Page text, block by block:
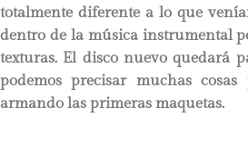
totalmente diferente a lo que
dentro de la música instrumental
texturas. El disco nuevo quedará
podemos precisar muchas
armando las primeras maquetas.